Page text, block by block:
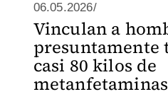
06.05.2026/
Vinculan a
presuntamente
casi 80 kilos de